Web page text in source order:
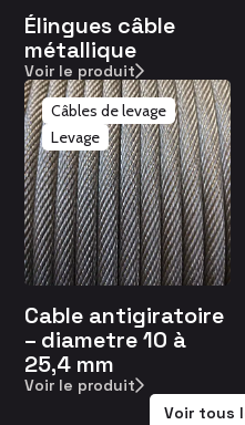
Élingues câble
métallique
Voir le produit
Câbles de levage
Levage
Cable antigiratoire
– diametre 10 à
25,4 mm
Voir le produit
Voir tous